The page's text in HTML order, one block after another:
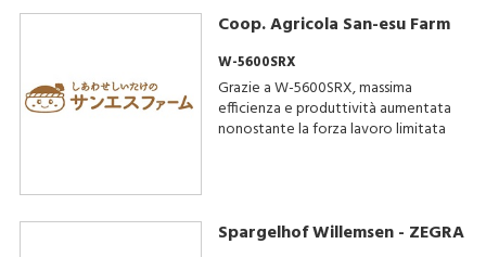
Coop. Agricola San-esu Farm
W-5600SRX
Grazie a W-5600SRX, massima
efficienza e produttività aumentata
nonostante la forza lavoro limitata
Spargelhof Willemsen - ZEGRA